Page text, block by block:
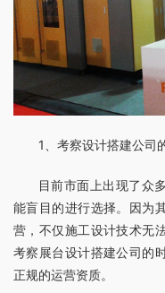
1、考察设计搭建公司
目前市面上出现了众
能盲目的进行选择。因为
营，不仅施工设计技术无
考察展台设计搭建公司的
正规的运营资质。